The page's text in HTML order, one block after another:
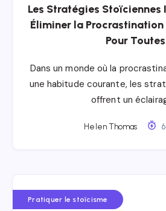
Les Stratégies
Éliminer la Procrastination
Pour Toutes
Dans un monde où la
une habitude courante, les
offrent un
Helen Thomas
Pratiquer le stoïcisme